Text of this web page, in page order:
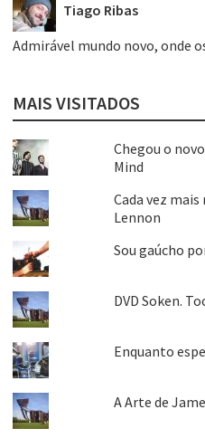
Tiago Ribas
Admirável mundo novo, onde
MAIS VISITADOS
Chegou o
Mind
Cada vez
Lennon
Sou gaúcho
DVD Soken.
Enquanto
A Arte de